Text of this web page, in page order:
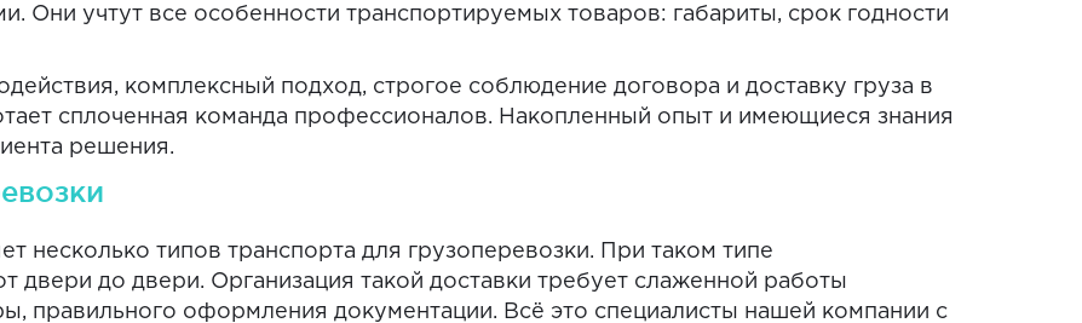
Они учтут все особенности транспортируемых товаров: габариты, срок годности
комплексный подход, строгое соблюдение договора и доставку груза в
сплоченная команда профессионалов. Накопленный опыт и имеющиеся знания
решения.
несколько типов транспорта для грузоперевозки. При таком типе
двери до двери. Организация такой доставки требует слаженной работы
правильного оформления документации. Всё это специалисты нашей компании с